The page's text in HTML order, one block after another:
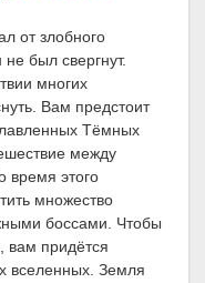
от злобного
был свергнут.
многих
Вам предстоит
Тёмных
между
этого
множество
боссами. Чтобы
вам придётся
вселенных. Земля